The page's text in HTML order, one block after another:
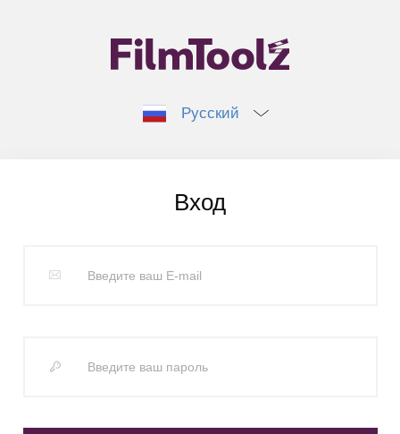
Русский
Вход